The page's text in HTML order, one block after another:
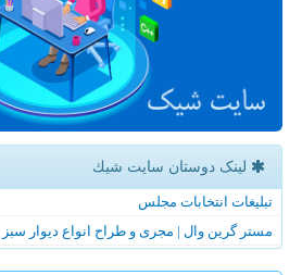
لینک دوستان سایت شیك
تبلیغات انتخابات مجلس
مستر گرین وال | مجری و طراح انواع دیوار سبز